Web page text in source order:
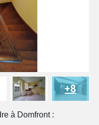
+8
à Domfront :